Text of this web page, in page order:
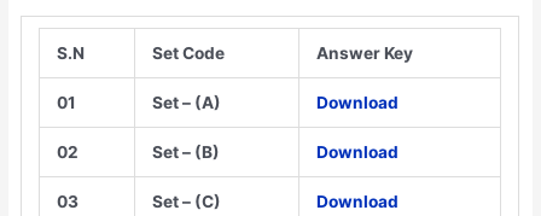
S.N Set Code Answer Key
01 Set – (A) Download
02 Set – (B) Download
03 Set – (C) Download